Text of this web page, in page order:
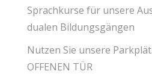
Sprachkurse für unsere
dualen Bildungsgängen
Nutzen Sie unsere
OFFENEN TÜR